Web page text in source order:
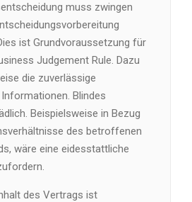
muss zwingen
ist Grundvoraussetzung für
Judgement Rule. Dazu
die zuverlässige
Blindes
Beispielsweise in Bezug
des betroffenen
wäre eine eidesstattliche
des Vertrags ist